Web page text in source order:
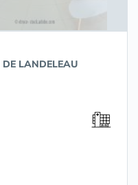
DE LANDELEAU